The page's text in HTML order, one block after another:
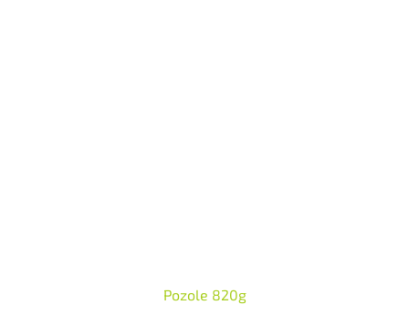
Pozole 820g